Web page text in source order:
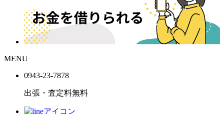
MENU
0943-23-7878
出張・査定料無料